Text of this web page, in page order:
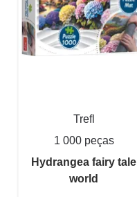
Trefl
1 000 peças
Hydrangea fairy tale
world